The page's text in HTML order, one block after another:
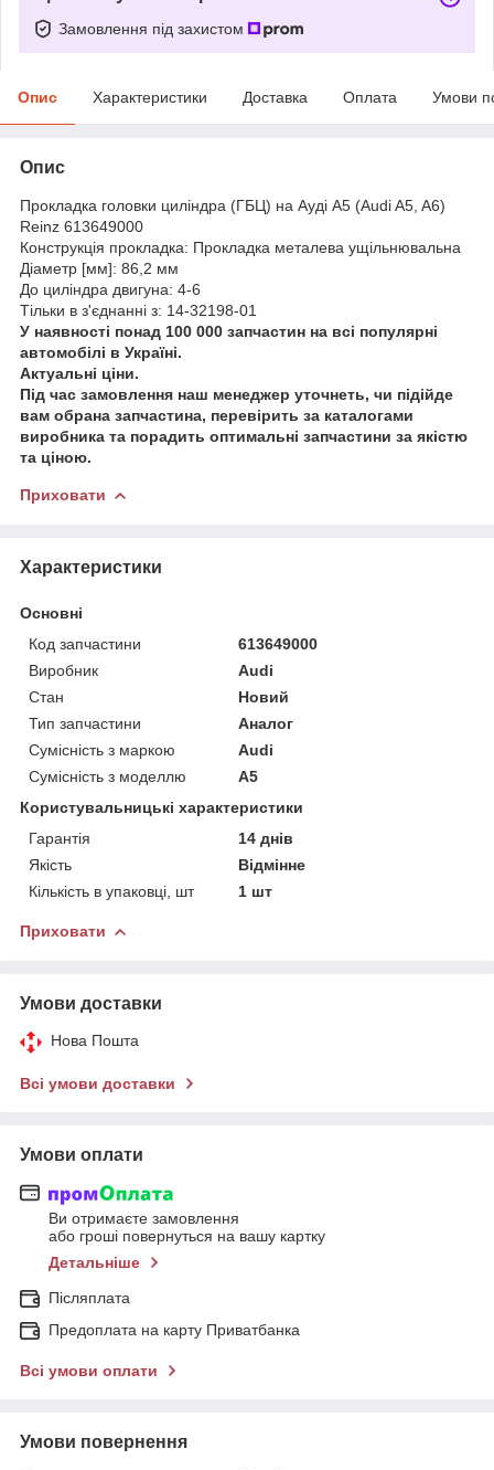
Замовлення під захистом
Опис Характеристики Доставка Оплата Умови
Опис
Прокладка головки циліндра (ГБЦ) на Ауді A5 (Audi A5, A6)
Reinz 613649000
Конструкція прокладка: Прокладка металева ущільнювальна
Діаметр [мм]: 86,2 мм
До циліндра двигуна: 4-6
Тільки в з'єднанні з: 14-32198-01
У наявності понад 100 000 запчастин на всі популярні
автомобілі в Україні.
Актуальні ціни.
Під час замовлення наш менеджер уточнеть, чи підійде
вам обрана запчастина, перевірить за каталогами
виробника та порадить оптимальні запчастини за якістю
та ціною.
Приховати
Характеристики
Основні
Код запчастини
613649000
Виробник
Audi
Стан
Новий
Тип запчастини
Аналог
Сумісність з маркою
Audi
Сумісність з моделлю
A5
Користувальницькі характеристики
Гарантія
14 днів
Якість
Відмінне
Кількість в упаковці, шт
1 шт
Приховати
Умови доставки
Нова Пошта
Всі умови доставки
Умови оплати
Ви отримаєте замовлення
або гроші повернуться на вашу картку
Детальніше
Післяплата
Предоплата на карту Приватбанка
Всі умови оплати
Умови повернення